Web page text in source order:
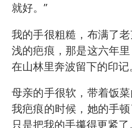
就好。”
我的手很粗糙，布满了
浅的疤痕，那是这六年里
在山林里奔波留下的印记
母亲的手很软，带着饭
我疤痕的时候，她的手顿
只是把我的手攥得更紧了